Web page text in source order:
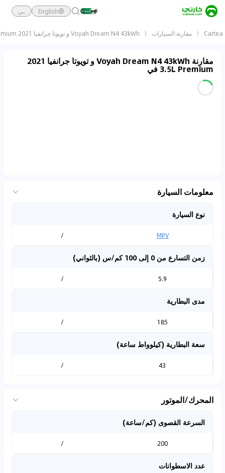
English ـي
Cartea مقارنة السيارات Voyah Dream N4 43kWh و تويوتا جرانفيا 2021 3.5L Premium
مقارنة Voyah Dream N4 43kWh و تويوتا جرانفيا 2021
3.5L Premium في
معلومات السيارة
نوع السيارة
MPV
/
زمن التسارع من 0 إلى 100 كم/س (بالثواني)
5.9
/
مدى البطارية
185
/
سعة البطارية (كيلوواط ساعة)
43
/
المحرك/الموتور
السرعة القصوى (كم/ساعة)
200
/
عدد الاسطوانات